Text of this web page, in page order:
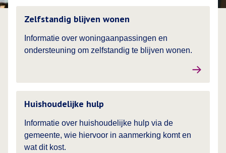
Zelfstandig blijven wonen
Informatie over woningaanpassingen en
ondersteuning om zelfstandig te blijven wonen.
Huishoudelijke hulp
Informatie over huishoudelijke hulp via de
gemeente, wie hiervoor in aanmerking komt en
wat dit kost.